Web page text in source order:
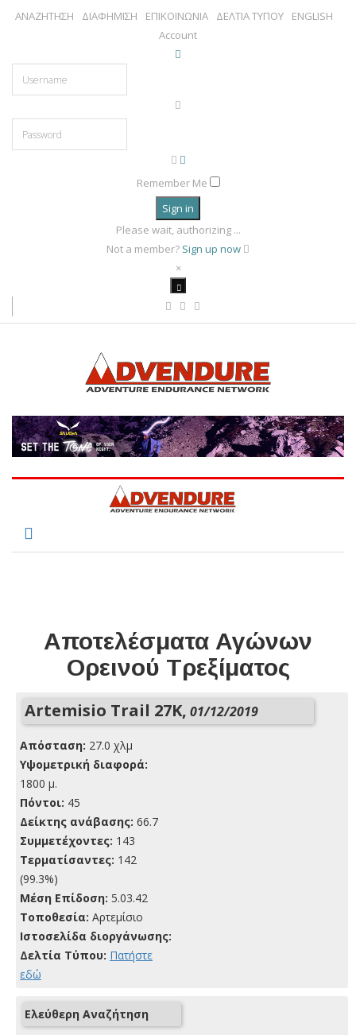
ΑΝΑΖΗΤΗΣΗ ΔΙΑΦΗΜΙΣΗ ΕΠΙΚΟΙΝΩΝΙΑ ΔΕΛΤΙΑ ΤΥΠΟΥ
ENGLISH
Account
Remember Me
Sign in
Please wait, authorizing ...
Not a member? Sign up now
×
Αποτελέσματα Αγώνων
Ορεινού Τρεξίματος
Artemisio Trail 27K, 01/12/2019
Απόσταση: 27.0 χλμ
Yψομετρική διαφορά:
1800 μ.
Πόντοι: 45
Δείκτης ανάβασης: 66.7
Συμμετέχοντες: 143
Τερματίσαντες: 142
(99.3%)
Μέση Επίδοση: 5.03.42
Τοποθεσία: Αρτεμίσιο
Ιστοσελίδα διοργάνωσης:
Δελτία Τύπου: Πατήστε
εδώ
Ελεύθερη Αναζήτηση